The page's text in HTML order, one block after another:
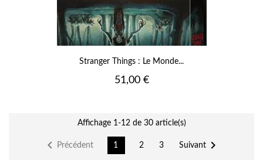
Stranger Things : Le Monde...
Prix
51,00 €
Affichage 1-12 de 30 article(s)
 Précédent 1 2 3 Suivant